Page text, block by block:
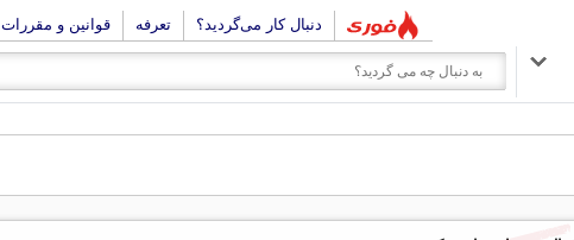
دنبال کار می‌گردید؟ تعرفه قوانین و مقررات